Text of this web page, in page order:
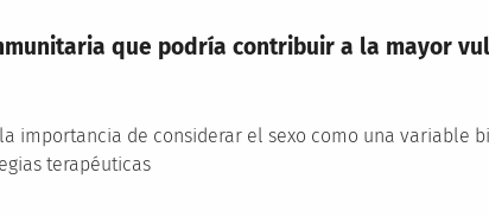
que podría contribuir a la mayor
importancia de considerar el sexo como una variable
terapéuticas